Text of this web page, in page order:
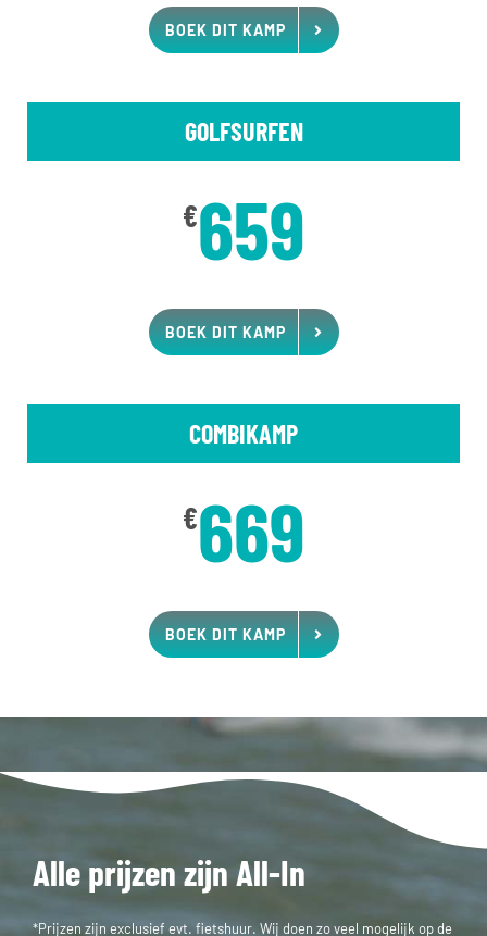
BOEK DIT KAMP
GOLFSURFEN
€659
BOEK DIT KAMP
COMBIKAMP
€669
BOEK DIT KAMP
Alle prijzen zijn All-In
*Prijzen zijn exclusief evt. fietshuur. Wij doen zo veel mogelijk op de